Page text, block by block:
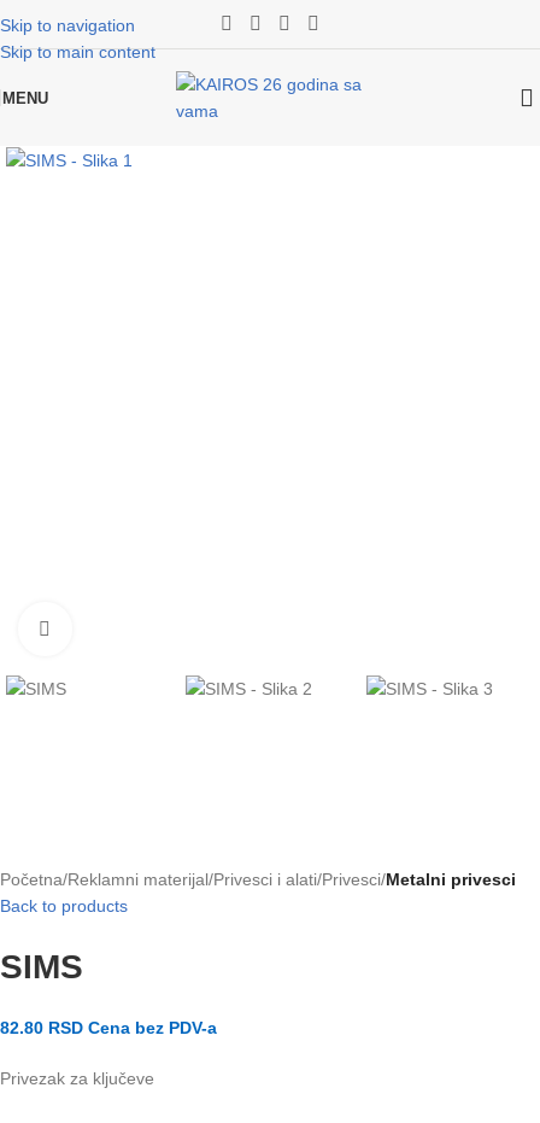
Skip to navigation
Skip to main content
MENU
Početna Reklamni materijal Privesci i alati Privesci Metalni privesci
Back to products
SIMS
82.80 RSD Cena bez PDV-a
Privezak za ključeve